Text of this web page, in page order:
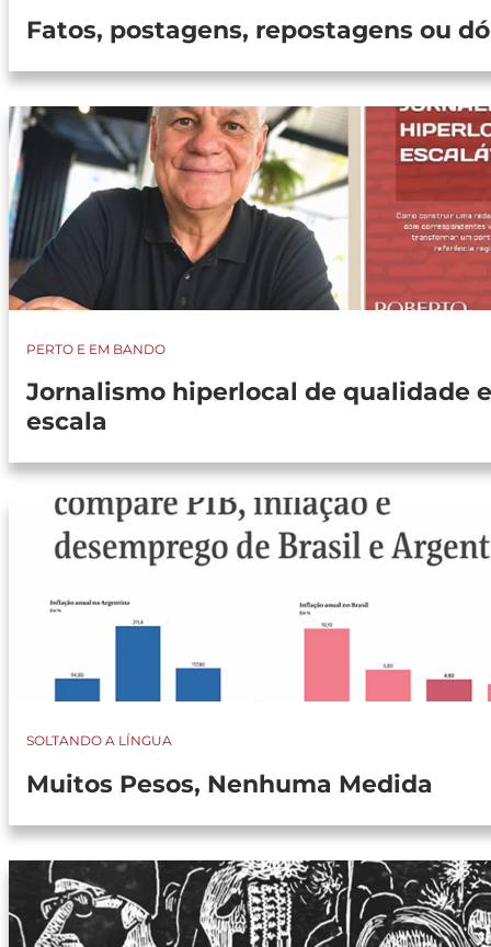
Fatos, postagens, repostagens ou
PERTO E EM BANDO
Jornalismo hiperlocal de qualidade
escala
SOLTANDO A LÍNGUA
Muitos Pesos, Nenhuma Medida